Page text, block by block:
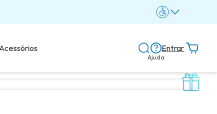
Ajuda
Entrar